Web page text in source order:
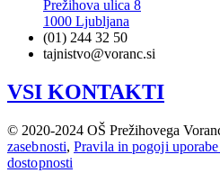
Prežihova ulica 8
1000 Ljubljana
(01) 244 32 50
tajnistvo@voranc.si
VSI KONTAKTI
© 2020-2024 OŠ Prežihovega
zasebnosti, Pravila in pogoji uporabe
dostopnosti